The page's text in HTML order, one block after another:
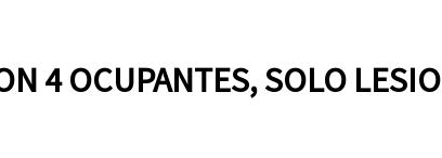
4 OCUPANTES, SOLO